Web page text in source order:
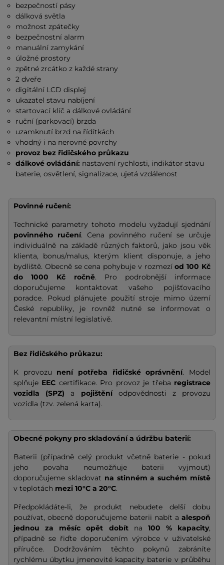
bezpečností pásy
dálková světla
možnost zpátečky
bezpečnostní alarm
manuální zamykání
úložné prostory
zpětné zrcátko z každé strany
2 dveře
digitální LCD displej
ukazatel stavu nabíjení
startovací klíč a dálkové ovládání
ruční (parkovací) brzda
uzamknutí brzd na řídítkách
vhodný i na nerovné povrchy
provoz bez řidičského průkazu
dálkové ovládání: nastavení rychlosti, indikátor stavu
baterie, osvětlení, signalizace, ujetá vzdálenost
Povinné ručení:
Technické parametry tohoto modelu vyžadují sjednání
povinného ručení. Cena povinného ručení se určuje
individuálně na základě různých faktorů, jako jsou věk
klienta, bonus/malus, kterým klient disponuje, a jeho
bydliště. Obecně se cena pohybuje v rozmezíod 100 Kč
do 1000 Kč ročně. Pro podrobnější informace
doporučujeme kontaktovat vašeho pojišťovacího
poradce. Pokud plánujete použití stroje mimo území
České republiky, je rovněž nutné se informovat o
relevantní místní legislativě.
Bez řidičského průkazu:
K provozu není potřeba řidičské oprávnění. Model
splňuje EEC certifikace. Pro provoz je třeba registrace
vozidla (SPZ) a pojištění odpovědnosti z provozu
vozidla (tzv. zelená karta).
Obecné pokyny pro skladování a údržbu baterií:
Baterii (případně celý produkt včetně baterie - pokud
jeho povaha neumožňuje baterii vyjmout)
doporučujeme skladovat na stinném a suchém místě
v teplotách mezi 10°C a 20°C.
Předpokládáte-li, že produkt nebudete delší dobu
používat, obecně doporučujeme baterii nabít a alespoň
jednou za měsíc opět dobítna 100 % kapacity,
případně se řiďte doporučením výrobce v uživatelské
příručce. Dodržováním těchto pokynů zabráníte
rychlému úbytku jmenovité kapacity baterie v průběhu